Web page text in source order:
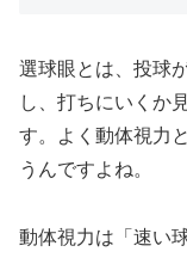
選球眼とは、投球
し、打ちにいくか
す。よく動体視力
うんですよね。
動体視力は「速い